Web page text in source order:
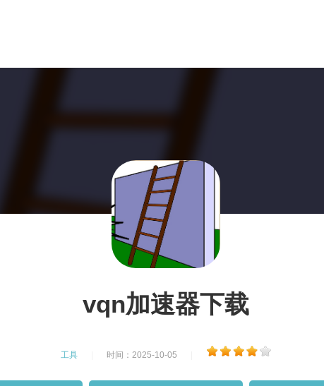
vqn加速器下载
工具 时间：2025-10-05